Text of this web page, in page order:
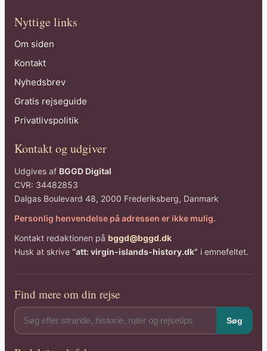
Nyttige links
Om siden
Kontakt
Nyhedsbrev
Gratis rejseguide
Privatlivspolitik
Kontakt og udgiver
Udgives af BGGD Digital
CVR: 34482853
Dalgas Boulevard 48, 2000 Frederiksberg, Danmark
Personlig henvendelse på adressen er ikke mulig.
Kontakt redaktionen på bggd@bggd.dk
Husk at skrive “att: virgin-islands-history.dk” i emnefeltet.
Find mere om din rejse
Søg